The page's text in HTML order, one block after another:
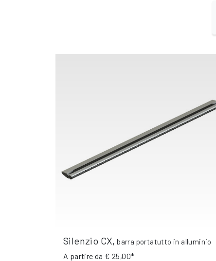
Silenzio CX, barra portatutto in alluminio
A partire da € 25,00*